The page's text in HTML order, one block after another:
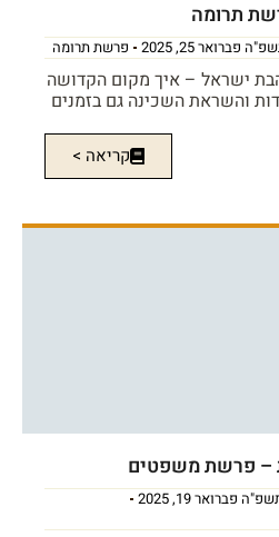
תרומה
25, 2025 פרשת תרומה
ישראל – איך מקום הקדושה
והשראת השכינה גם בזמנים
קריאה >
– פרשת משפטים
פברואר 19, 2025